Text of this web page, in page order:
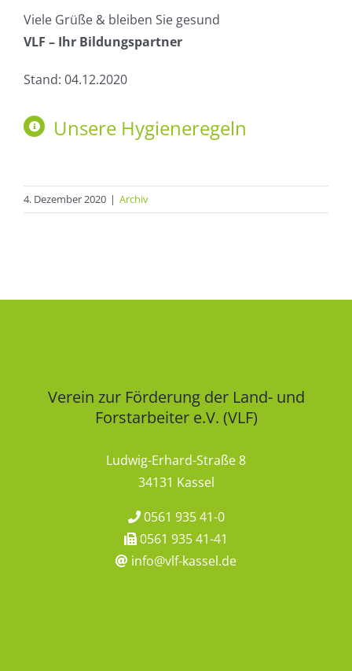
Viele Grüße & bleiben Sie gesund
VLF – Ihr Bildungspartner
Stand: 04.12.2020
Unsere Hygieneregeln
4. Dezember 2020 | Archiv
Verein zur Förderung der Land- und
Forstarbeiter e.V. (VLF)
Ludwig-Erhard-Straße 8
34131 Kassel
0561 935 41-0
0561 935 41-41
info@vlf-kassel.de